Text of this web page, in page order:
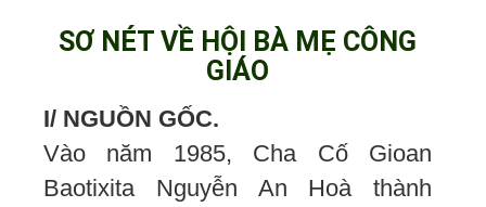
SƠ NÉT VỀ HỘI BÀ MẸ CÔNG
GIÁO
I/ NGUỒN GỐC.
Vào năm 1985, Cha Cố Gioan
Baotixita Nguyễn An Hoà thành